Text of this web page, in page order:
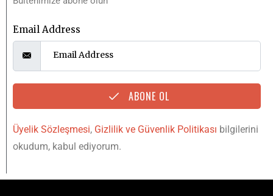
Email Address
ABONE OL
Üyelik Sözleşmesi, Gizlilik ve Güvenlik Politikası bilgilerini
okudum, kabul ediyorum.